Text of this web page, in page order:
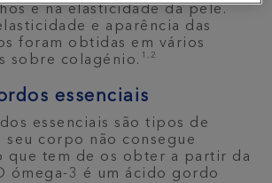
e na elasticidade da pele.
e aparência das
foram obtidas em vários
sobre colagénio. 1,2
essenciais
essenciais são tipos de
seu corpo não consegue
que tem de os obter a partir da
ómega-3 é um ácido gordo